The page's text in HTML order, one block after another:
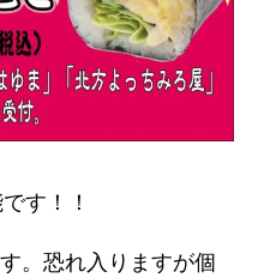
す！！
。恐れ入りますが個